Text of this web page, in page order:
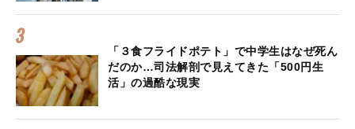
「３食フライドポテト」で中学生はなぜ死ん
だのか…司法解剖で見えてきた「500円生
活」の過酷な現実